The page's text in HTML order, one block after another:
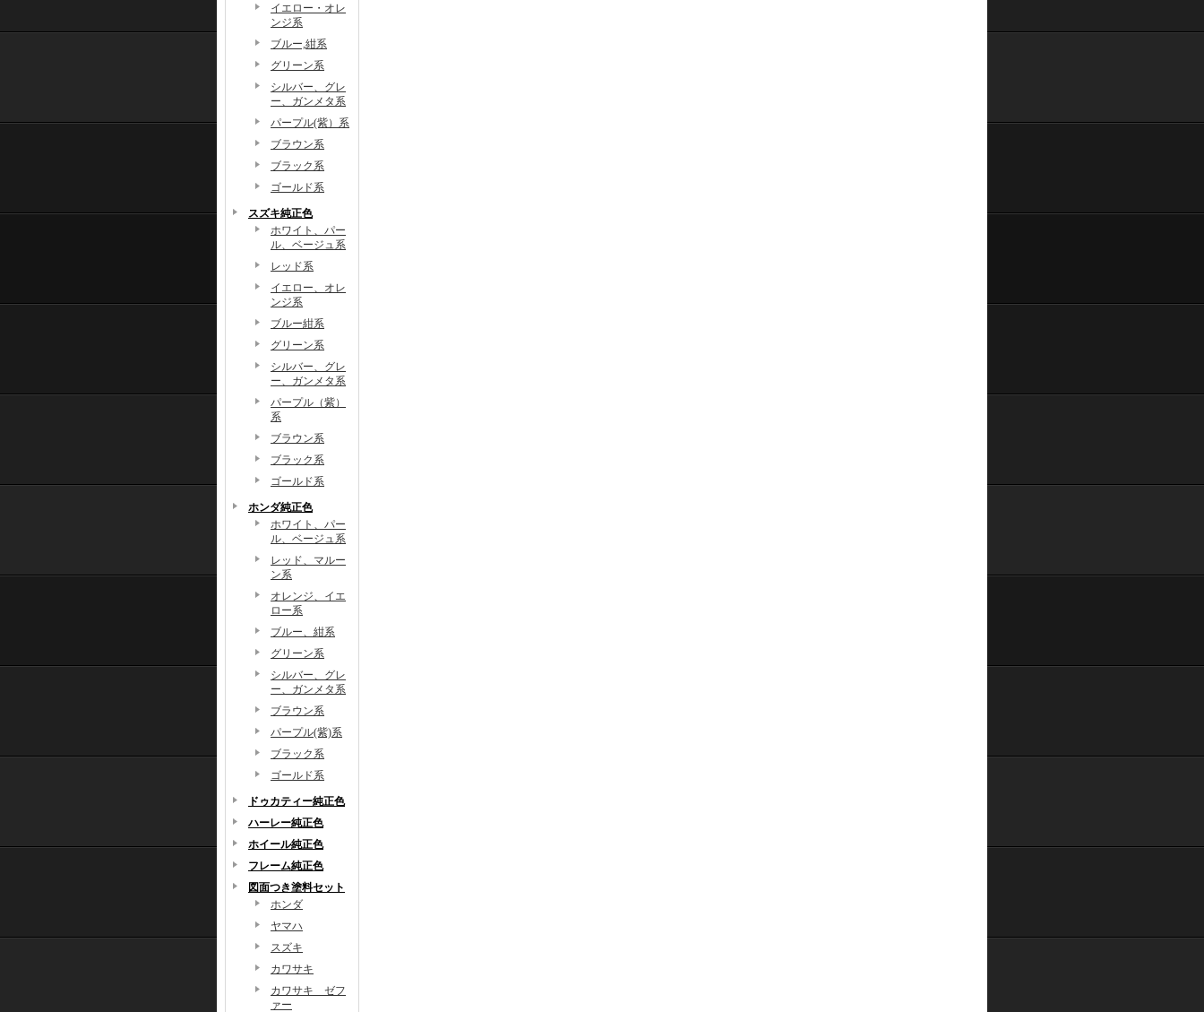
イエロー・オレ
ンジ系
ブルー,紺系
グリーン系
シルバー、グレ
ー、ガンメタ系
パープル(紫）系
ブラウン系
ブラック系
ゴールド系
スズキ純正色
ホワイト、パー
ル、ベージュ系
レッド系
イエロー、オレ
ンジ系
ブルー紺系
グリーン系
シルバー、グレ
ー、ガンメタ系
パープル（紫）
系
ブラウン系
ブラック系
ゴールド系
ホンダ純正色
ホワイト、パー
ル、ベージュ系
レッド、マルー
ン系
オレンジ、イエ
ロー系
ブルー、紺系
グリーン系
シルバー、グレ
ー、ガンメタ系
ブラウン系
パープル(紫)系
ブラック系
ゴールド系
ドゥカティー純正色
ハーレー純正色
ホイール純正色
フレーム純正色
図面つき塗料セット
ホンダ
ヤマハ
スズキ
カワサキ
カワサキ ゼフ
ァー